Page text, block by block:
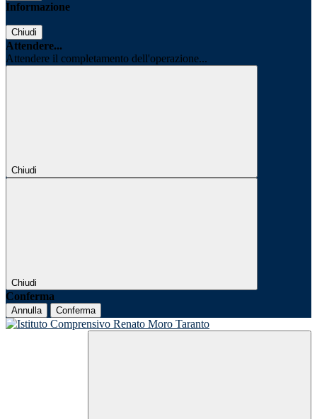
Informazione
Chiudi
Attendere...
Attendere il completamento dell'operazione...
Chiudi
Chiudi
Conferma
Annulla Conferma